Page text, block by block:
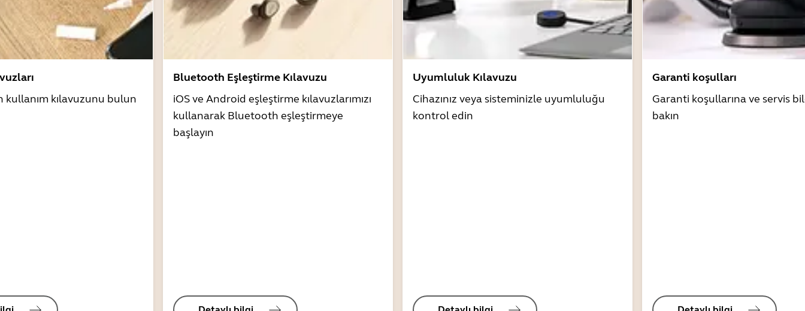
kılavuzunu bulun
Bluetooth Eşleştirme Kılavuzu
iOS ve Android eşleştirme kılavuzlarımızı
kullanarak Bluetooth eşleştirmeye
başlayın
Uyumluluk Kılavuzu
Cihazınız veya sisteminizle uyumluluğu
kontrol edin
Garanti koşulları
Garanti koşullarına ve servis
bakın